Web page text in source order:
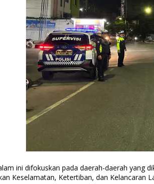
ini difokuskan pada daerah-daerah yang
Keselamatan, Ketertiban, dan Kelancaran